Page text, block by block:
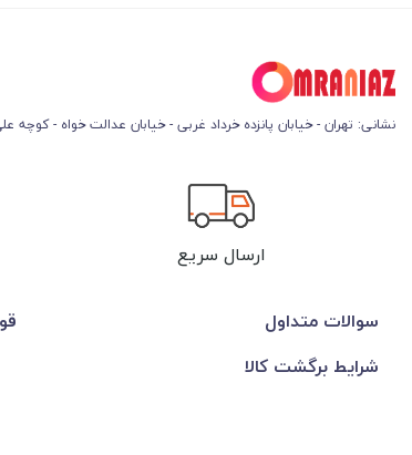
نشانی: تهران - خیابان پانزده خرداد غربی - خیابان عدالت خواه - کوچه علی
ارسال سریع
سوالات متداول
شرایط برگشت کالا